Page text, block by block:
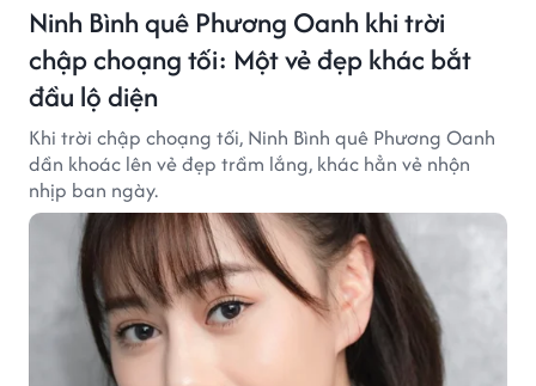
Ninh Bình quê Phương Oanh khi trời
chập choạng tối: Một vẻ đẹp khác bắt
đầu lộ diện
Khi trời chập choạng tối, Ninh Bình quê Phương Oanh
dần khoác lên vẻ đẹp trầm lắng, khác hẳn vẻ nhộn
nhịp ban ngày.